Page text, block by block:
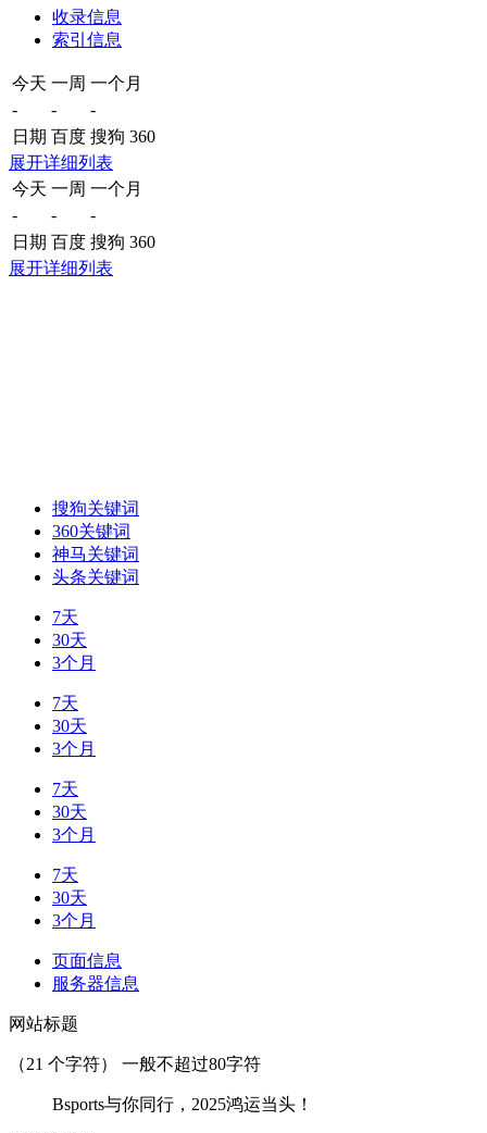
收录信息
索引信息
今天 一周 一个月
-
-
-
日期 百度 搜狗 360
展开详细列表
今天 一周 一个月
-
-
-
日期 百度 搜狗 360
展开详细列表
搜狗关键词
360关键词
神马关键词
头条关键词
7天
30天
3个月
7天
30天
3个月
7天
30天
3个月
7天
30天
3个月
页面信息
服务器信息
网站标题
（21 个字符） 一般不超过80字符
Bsports与你同行，2025鸿运当头！